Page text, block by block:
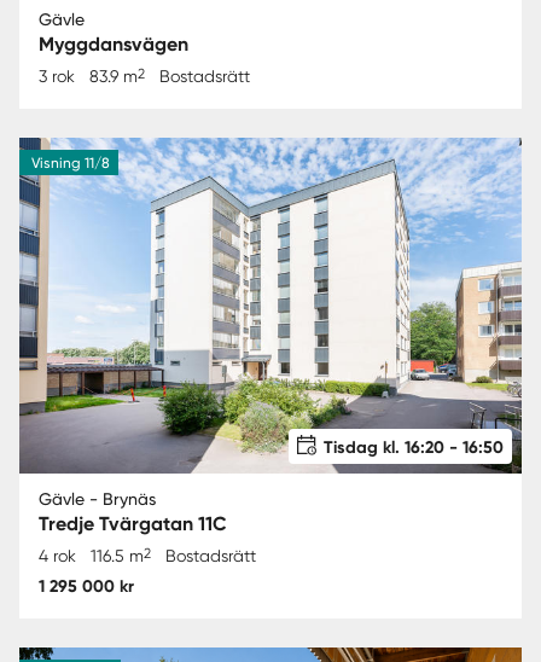
Gävle
Myggdansvägen
3 rok 83.9 m2 Bostadsrätt
Visning 11/8
Tisdag kl. 16:20 - 16:50
Gävle - Brynäs
Tredje Tvärgatan 11C
4 rok 116.5 m2 Bostadsrätt
1 295 000 kr